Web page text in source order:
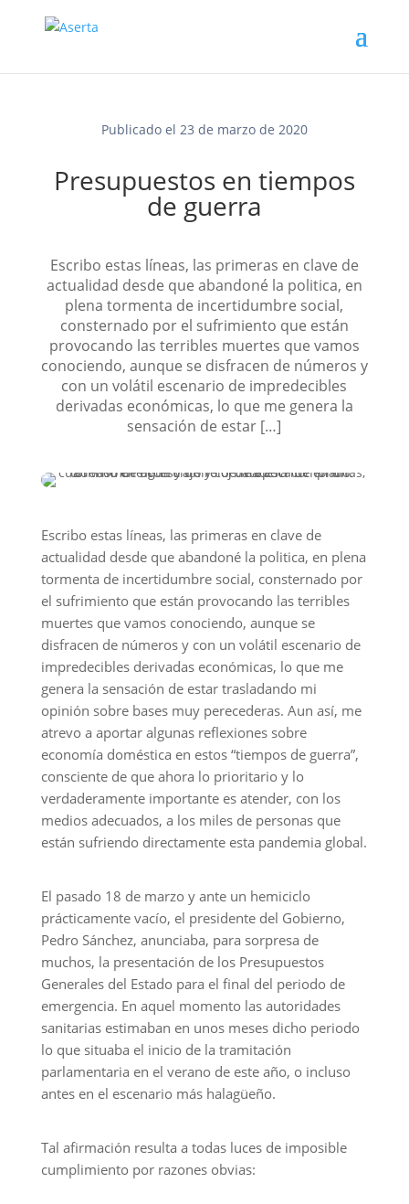
Publicado el 23 de marzo de 2020
Presupuestos en tiempos
de guerra
Escribo estas líneas, las primeras en clave de
actualidad desde que abandoné la politica, en
plena tormenta de incertidumbre social,
consternado por el sufrimiento que están
provocando las terribles muertes que vamos
conociendo, aunque se disfracen de números y
con un volátil escenario de impredecibles
derivadas económicas, lo que me genera la
sensación de estar […]
Escribo estas líneas, las primeras en clave de
actualidad desde que abandoné la politica, en plena
tormenta de incertidumbre social, consternado por
el sufrimiento que están provocando las terribles
muertes que vamos conociendo, aunque se
disfracen de números y con un volátil escenario de
impredecibles derivadas económicas, lo que me
genera la sensación de estar trasladando mi
opinión sobre bases muy perecederas. Aun así, me
atrevo a aportar algunas reflexiones sobre
economía doméstica en estos “tiempos de guerra”,
consciente de que ahora lo prioritario y lo
verdaderamente importante es atender, con los
medios adecuados, a los miles de personas que
están sufriendo directamente esta pandemia global.
El pasado 18 de marzo y ante un hemiciclo
prácticamente vacío, el presidente del Gobierno,
Pedro Sánchez, anunciaba, para sorpresa de
muchos, la presentación de los Presupuestos
Generales del Estado para el final del periodo de
emergencia. En aquel momento las autoridades
sanitarias estimaban en unos meses dicho periodo
lo que situaba el inicio de la tramitación
parlamentaria en el verano de este año, o incluso
antes en el escenario más halagüeño.
Tal afirmación resulta a todas luces de imposible
cumplimiento por razones obvias: